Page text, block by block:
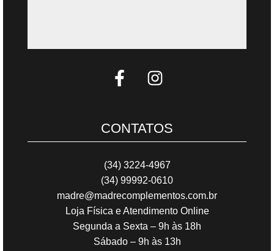
CONTATOS
(34) 3224-4967
(34) 99992-0610
madre@madrecomplementos.com.br
Loja Física e Atendimento Online
Segunda a Sexta – 9h às 18h
Sábado – 9h às 13h